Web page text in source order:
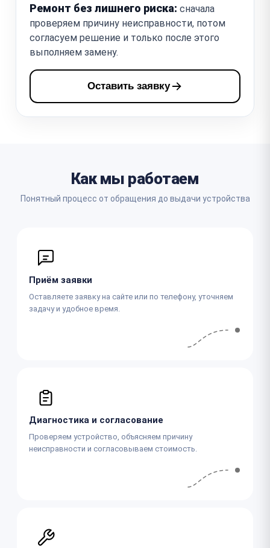
Ремонт без лишнего риска: сначала
проверяем причину неисправности, потом
согласуем решение и только после этого
выполняем замену.
Оставить заявку
Как мы работаем
Понятный процесс от обращения до выдачи устройства
Приём заявки
Оставляете заявку на сайте или по телефону, уточняем
задачу и удобное время.
Диагностика и согласование
Проверяем устройство, объясняем причину
неисправности и согласовываем стоимость.